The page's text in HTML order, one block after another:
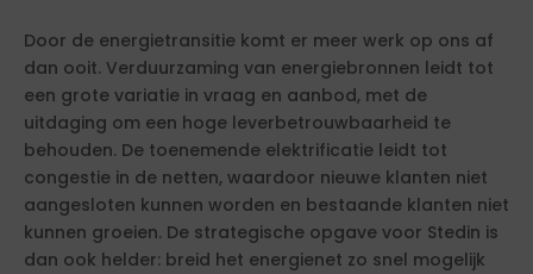
Door de energietransitie komt er meer werk op ons af
dan ooit. Verduurzaming van energiebronnen leidt tot
een grote variatie in vraag en aanbod, met de
uitdaging om een hoge leverbetrouwbaarheid te
behouden. De toenemende elektrificatie leidt tot
congestie in de netten, waardoor nieuwe klanten niet
aangesloten kunnen worden en bestaande klanten niet
kunnen groeien. De strategische opgave voor Stedin is
dan ook helder: breid het energienet zo snel mogelijk